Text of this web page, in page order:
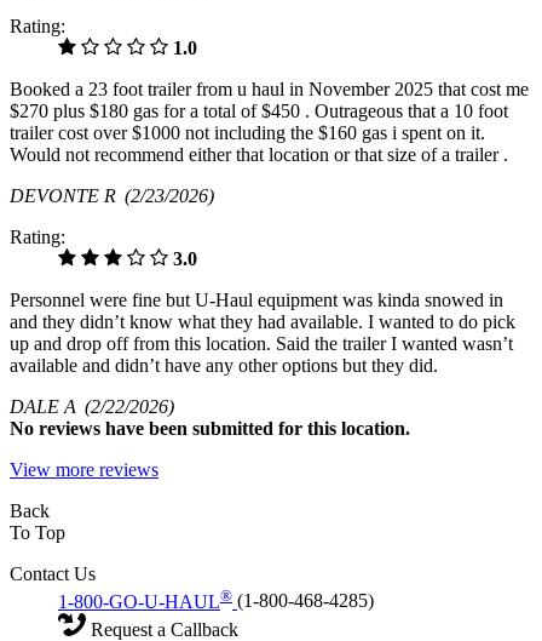
Rating:
1.0
Booked a 23 foot trailer from u haul in November 2025 that cost me
$270 plus $180 gas for a total of $450 . Outrageous that a 10 foot
trailer cost over $1000 not including the $160 gas i spent on it.
Would not recommend either that location or that size of a trailer .
DEVONTE R (2/23/2026)
Rating:
3.0
Personnel were fine but U-Haul equipment was kinda snowed in
and they didn’t know what they had available. I wanted to do pick
up and drop off from this location. Said the trailer I wanted wasn’t
available and didn’t have any other options but they did.
DALE A (2/22/2026)
No reviews have been submitted for this location.
View more reviews
Back
To Top
Contact Us
1-800-GO-U-HAUL® (1-800-468-4285)
Request a Callback